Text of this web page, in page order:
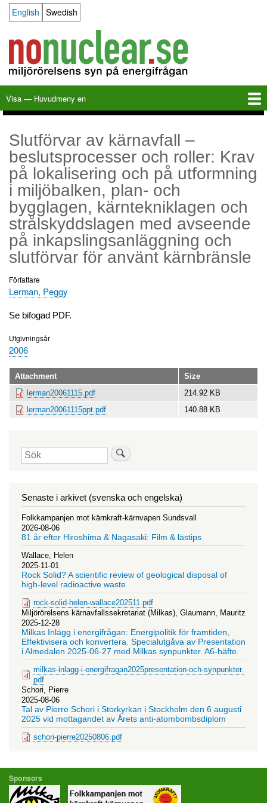
Language switcher
English Swedish
Huvudmeny
en
Visa — Huvudmeny en
Slutförvar av kärnavfall –
beslutsprocesser och roller: Krav
på lokalisering och på utformning
i miljöbalken, plan- och
bygglagen, kärntekniklagen och
strålskyddslagen med avseende
på inkapslingsanläggning och
slutförvar för använt kärnbränsle
Författare
Lerman, Peggy
Se bifogad PDF.
Utgivningsår
2006
Attachment
Size
lerman20061115.pdf
214.92 KB
lerman20061115ppt.pdf
140.88 KB
Sök
Senaste i arkivet (svenska och engelska)
Folkkampanjen mot kärnkraft-kärnvapen Sundsvall
2026-08-06
81 år efter Hiroshima & Nagasaki: Film & lästips
Wallace, Helen
2025-11-01
Rock Solid? A scientific review of geological disposal of
high-level radioactive waste
rock-solid-helen-wallace202511.pdf
Miljörörelsens kärnavfallssekretariat (Milkas), Glaumann, Mauritz
2025-12-28
Milkas Inlägg i energifrågan: Energipolitik för framtiden,
Effektivisera och konvertera. Specialutgåva av Presentation
i Almedalen 2025-06-27 med Milkas synpunkter. A6-häfte.
milkas-inlagg-i-energifragan2025presentation-och-synpunkter.
pdf
Schori, Pierre
2025-08-06
Tal av Pierre Schori i Storkyrkan i Stockholm den 6 augusti
2025 vid mottagandet av Årets anti-atombombsdiplom
schori-pierre20250806.pdf
Sponsors